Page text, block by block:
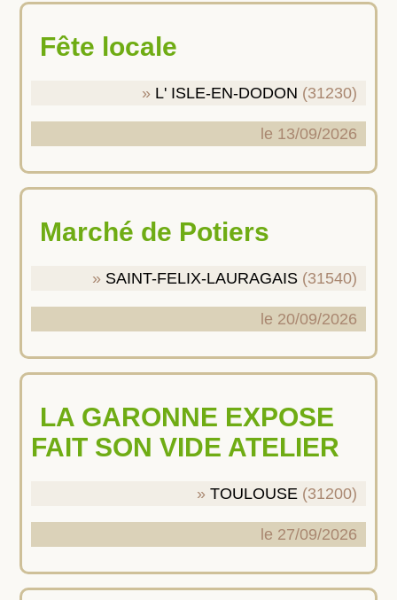
Fête locale
L' ISLE-EN-DODON (31230)
le 13/09/2026
Marché de Potiers
SAINT-FELIX-LAURAGAIS (31540)
le 20/09/2026
LA GARONNE EXPOSE
FAIT SON VIDE ATELIER
TOULOUSE (31200)
le 27/09/2026